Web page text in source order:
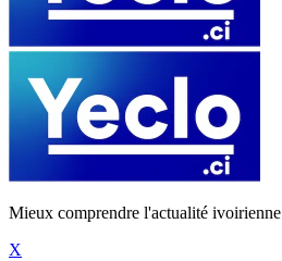
Mieux comprendre l'actualité ivoirienne
X